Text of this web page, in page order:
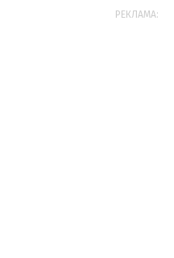
РЕКЛАМА: